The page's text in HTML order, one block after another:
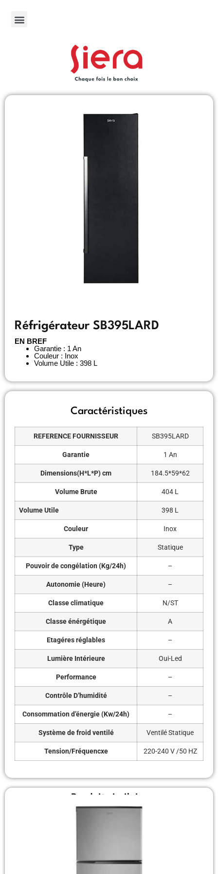
Réfrigérateur SB395LARD
EN BREF
Garantie : 1 An
Couleur : Inox
Volume Utile : 398 L
Caractéristiques
REFERENCE FOURNISSEUR SB395LARD
Garantie 1 An
Dimensions(H*L*P) cm 184.5*59*62
Volume Brute 404 L
Volume Utile 398 L
Couleur Inox
Type Statique
Pouvoir de congélation (Kg/24h) –
Autonomie (Heure) –
Classe climatique N/ST
Classe énérgétique A
Etagéres réglables –
Lumière Intérieure Oui-Led
Performance –
Contrôle D’humidité –
Consommation d’énergie (Kw/24h) –
Système de froid ventilé Ventilé Statique
Tension/Fréquencxe 220-240 V /50 HZ
Produit similaire